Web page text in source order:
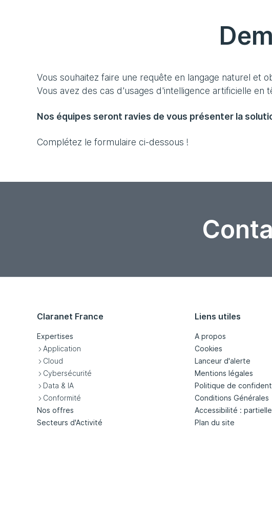
Vous souhaitez faire une requête en langage naturel et
Vous avez des cas d'usages d'intelligence artificielle
Nos équipes seront ravies de vous présenter la
Complétez le formulaire ci-dessous !
Claranet France
Expertises
Application
Cloud
Cybersécurité
Data & IA
Conformité
Nos offres
Secteurs d'Activité
Liens utiles
A propos
Cookies
Lanceur d'alerte
Mentions légales
Politique de
Conditions Générales
Accessibilité :
Plan du site